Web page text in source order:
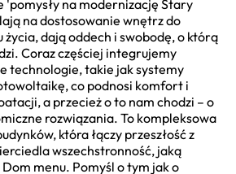
'pomysły na modernizację Stary
na dostosowanie wnętrz do
życia, dają oddech i swobodę, o którą
Coraz częściej integrujemy
technologie, takie jak systemy
co podnosi komfort i
a przecież o to nam chodzi – o
rozwiązania. To kompleksowa
która łączy przeszłość z
wszechstronność, jaką
menu. Pomyśl o tym jak o